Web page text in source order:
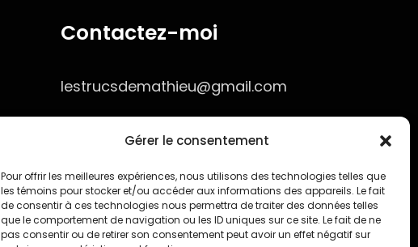
Gérer le consentement
Pour offrir les meilleures expériences, nous utilisons des technologies telles que
les témoins pour stocker et/ou accéder aux informations des appareils. Le fait
de consentir à ces technologies nous permettra de traiter des données telles
que le comportement de navigation ou les ID uniques sur ce site. Le fait de ne
pas consentir ou de retirer son consentement peut avoir un effet négatif sur
Contactez-moi
lestrucsdemathieu@gmail.com